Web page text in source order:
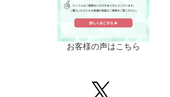
お客様の声はこちら